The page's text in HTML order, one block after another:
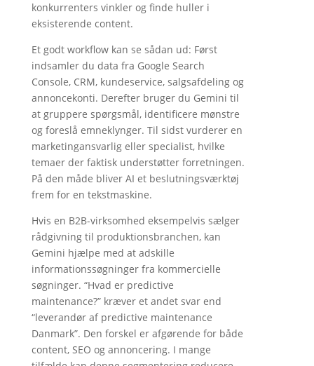
konkurrenters vinkler og finde huller i
eksisterende content.
Et godt workflow kan se sådan ud: Først
indsamler du data fra Google Search
Console, CRM, kundeservice, salgsafdeling og
annoncekonti. Derefter bruger du Gemini til
at gruppere spørgsmål, identificere mønstre
og foreslå emneklynger. Til sidst vurderer en
marketingansvarlig eller specialist, hvilke
temaer der faktisk understøtter forretningen.
På den måde bliver AI et beslutningsværktøj
frem for en tekstmaskine.
Hvis en B2B-virksomhed eksempelvis sælger
rådgivning til produktionsbranchen, kan
Gemini hjælpe med at adskille
informationssøgninger fra kommercielle
søgninger. “Hvad er predictive
maintenance?” kræver et andet svar end
“leverandør af predictive maintenance
Danmark”. Den forskel er afgørende for både
content, SEO og annoncering. I mange